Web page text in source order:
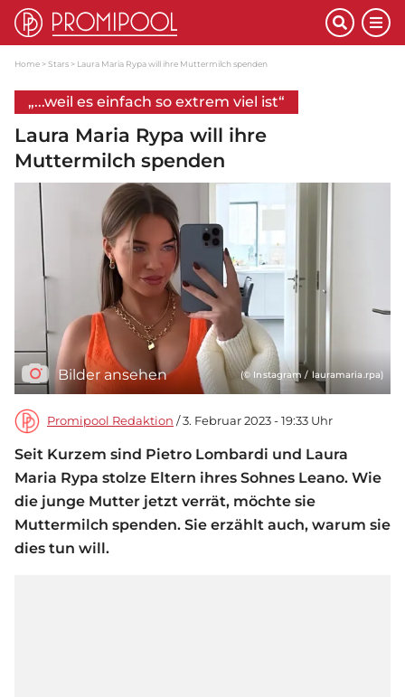
Home Stars Laura Maria Rypa will ihre Muttermilch spenden
„...weil es einfach so extrem viel ist“
Laura Maria Rypa will ihre
Muttermilch spenden
Bilder ansehen (© Instagram / lauramaria.rpa)
Promipool Redaktion / 3. Februar 2023 - 19:33 Uhr
Seit Kurzem sind Pietro Lombardi und Laura
Maria Rypa stolze Eltern ihres Sohnes Leano. Wie
die junge Mutter jetzt verrät, möchte sie
Muttermilch spenden. Sie erzählt auch, warum sie
dies tun will.